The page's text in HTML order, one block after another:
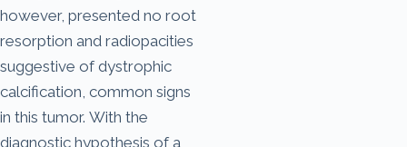
however, presented no root
resorption and radiopacities
suggestive of dystrophic
calcification, common signs
in this tumor. With the
diagnostic hypothesis of a